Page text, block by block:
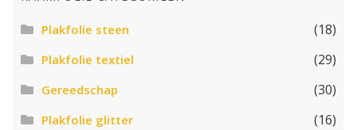
Plakfolie steen (18)
Plakfolie textiel (29)
Gereedschap (30)
Plakfolie glitter (16)